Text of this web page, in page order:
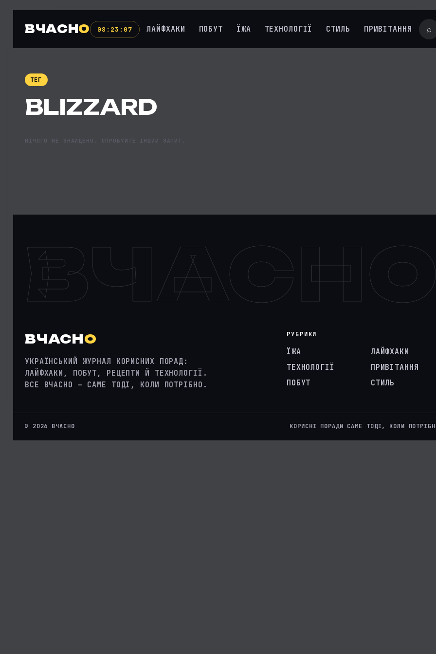
ВЧАСНО 08:23:08 ЛАЙФХАКИ ПОБУТ ЇЖА ТЕХНОЛОГІЇ СТИЛЬ ПРИВІТАННЯ ⌕
ТЕГ
BLIZZARD
НІЧОГО НЕ ЗНАЙДЕНО. СПРОБУЙТЕ ІНШИЙ ЗАПИТ.
ВЧАСНО
УКРАЇНСЬКИЙ ЖУРНАЛ КОРИСНИХ ПОРАД:
ЛАЙФХАКИ, ПОБУТ, РЕЦЕПТИ Й ТЕХНОЛОГІЇ.
ВСЕ ВЧАСНО — САМЕ ТОДІ, КОЛИ ПОТРІБНО.
РУБРИКИ
ЇЖА
ТЕХНОЛОГІЇ
ПОБУТ
ЛАЙФХАКИ
ПРИВІТАННЯ
СТИЛЬ
© 2026 ВЧАСНО КОРИСНІ ПОРАДИ САМЕ ТОДІ, КОЛИ